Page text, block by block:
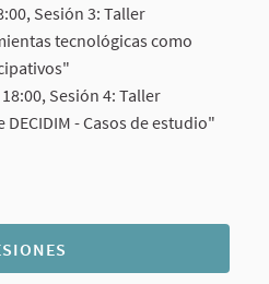
Sesión 3: Taller
tecnológicas como
Sesión 4: Taller
- Casos de estudio"